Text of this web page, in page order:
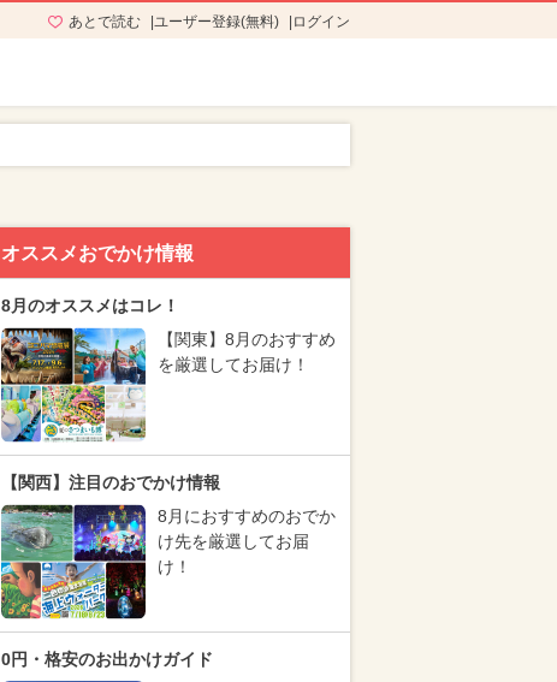
あとで読む ユーザー登録(無料) ログイン
オススメおでかけ情報
8月のオススメはコレ！
【関東】8月のおすすめ
を厳選してお届け！
【関西】注目のおでかけ情報
8月におすすめのおでか
け先を厳選してお届
け！
0円・格安のお出かけガイド